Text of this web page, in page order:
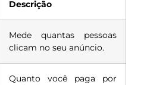
Descrição
Mede quantas pessoas
clicam no seu anúncio.
Quanto você paga por